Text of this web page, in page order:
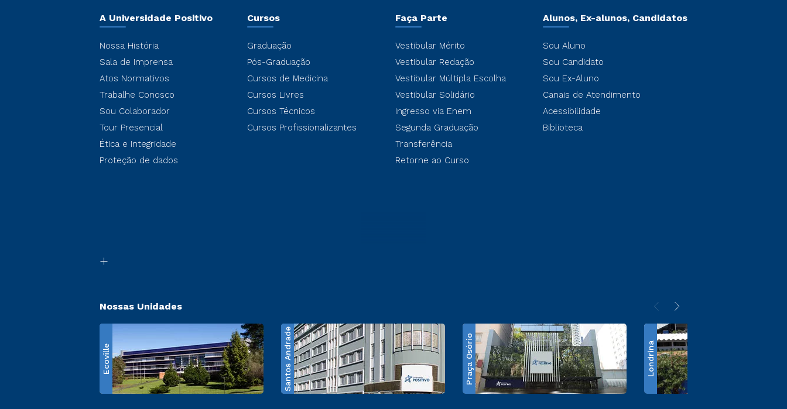
A Universidade Positivo
Nossa História
Sala de Imprensa
Atos Normativos
Trabalhe Conosco
Sou Colaborador
Tour Presencial
Ética e Integridade
Proteção de dados
Cursos
Graduação
Pós-Graduação
Cursos de Medicina
Cursos Livres
Cursos Técnicos
Cursos Profissionalizantes
Faça Parte
Vestibular Mérito
Vestibular Redação
Vestibular Múltipla Escolha
Vestibular Solidário
Ingresso via Enem
Segunda Graduação
Transferência
Retorne ao Curso
Alunos, Ex-alunos, Candidatos
Sou Aluno
Sou Candidato
Sou Ex-Aluno
Canais de Atendimento
Acessibilidade
Biblioteca
Nossas Unidades
Ecoville Santos Andrade Praça Osório Londrina